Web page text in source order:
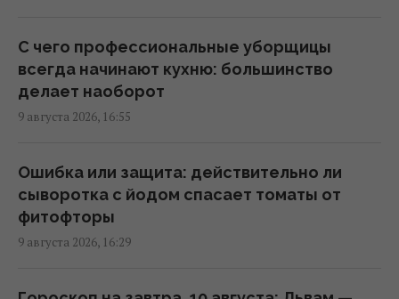
Генрих VIII буквально жил в облаке духов:
причина была далеко не королевской
16:42 воскресенье, 09 августа 2026
проблемы для экономики РФ: в WSJ
раскрыли подробности
16:36 воскресенье, 09 августа 2026
сном: для чего это нужно
С чего профессиональные уборщицы
всегда начинают кухню: большинство
делает наоборот
9 августа 2026, 16:55
Ошибка или защита: действительно ли
сыворотка с йодом спасает томаты от
фитофторы
9 августа 2026, 16:29